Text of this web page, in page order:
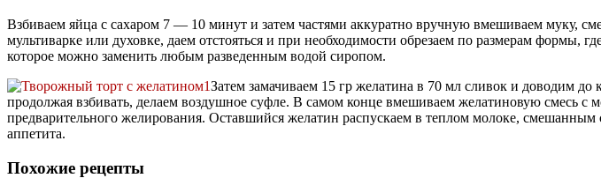
Взбиваем яйца с сахаром 7 — 10 минут и затем частями аккуратно вручную вмешиваем муку,
мультиварке или духовке, даем отстояться и при необходимости обрезаем по размерам
которое можно заменить любым разведенным водой сиропом.
Затем замачиваем 15 гр желатина в 70 мл сливок и доводим
продолжая взбивать, делаем воздушное суфле. В самом конце вмешиваем желатиновую смесь
предварительного желирования. Оставшийся желатин распускаем в теплом молоке,
аппетита.
Похожие рецепты